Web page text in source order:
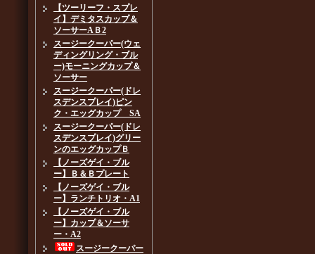
【ツーリーフ・スプレ
イ】デミタスカップ＆
ソーサーAＢ2
スージークーパー(ウェ
ディングリング・ブル
ー)モーニングカップ＆
ソーサー
スージークーパー(ドレ
スデンスプレイ)ピン
ク・エッグカップ SA
スージークーパー(ドレ
スデンスプレイ)グリー
ンのエッグカップＢ
【ノーズゲイ・ブル
ー】Ｂ＆Ｂプレート
【ノーズゲイ・ブル
ー】ランチトリオ・A1
【ノーズゲイ・ブル
ー】カップ＆ソーサ
ー・A2
スージークーパー